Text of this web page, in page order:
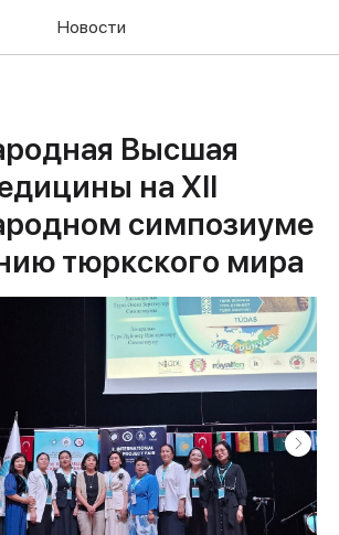
Новости
Высшая
на XII
симпозиуме
тюркского мира